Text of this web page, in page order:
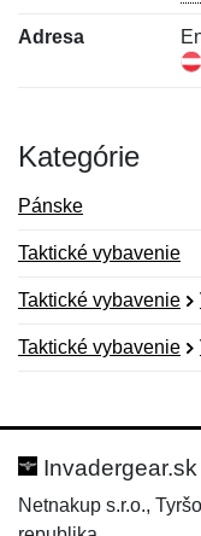
Adresa
Kategórie
Pánske
Taktické vybavenie
Taktické vybavenie
Taktické vybavenie
Hodnotenie:
Meno:
Invadergear.sk
Netnakup s.r.o.,